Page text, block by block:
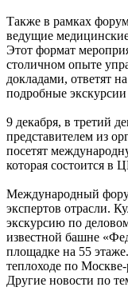
Также в рамках
ведущие
Этот формат
столичном опыте
докладами, ответят
подробные
9 декабря, в третий
представителем из
посетят
которая состоится в
Международный
экспертов отрасли.
экскурсию по
известной башне
площадке на 55
теплоходе по Москве-
Другие новости по